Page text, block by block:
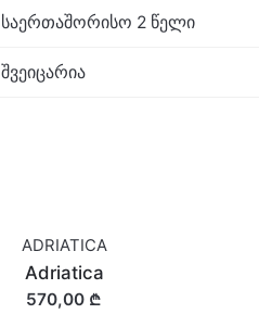
საერთაშორისო 2 წელი
შვეიცარია
ADRIATICA
Adriatica
570,00 ₾